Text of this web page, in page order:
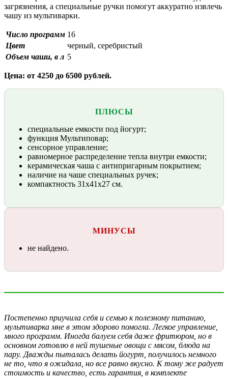
загрязнения, а специальные ручки помогут аккуратно извлечь
чашу из мультиварки.
Число программ 16
Цвет
черный, серебристый
Объем чаши, в л 5
Цена: от 4250 до 6500 рублей.
ПЛЮСЫ
специальные емкости под йогурт;
функция Мультиповар;
сенсорное управление;
равномерное распределение тепла внутри емкости;
керамическая чаша с антипригарным покрытием;
наличие на чаше специальных ручек;
компактность 31х41х27 см.
МИНУСЫ
не найдено.
Постепенно приучила себя и семью к полезному питанию,
мультиварка мне в этом здорово помогла. Легкое управление,
много программ. Иногда балуем себя даже фритюром, но в
основном готовлю в ней тушеные овощи с мясом, блюда на
пару. Дважды пыталась делать йогурт, получилось немного
не то, что я ожидала, но все равно вкусно. К тому же радует
стоимость и качество, есть гарантия, в комплекте